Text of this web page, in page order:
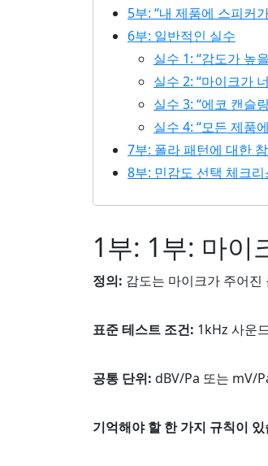
5부: “내 제품에 스피커
6부: 일반적인 실수
실수 1: “감도가 높
실수 2: “마이크가
실수 3: “에코 캔슬
실수 4: “모든 제품
7부: 폴라 패턴에 대한
8부: 민감도 선택 체크리
1부: 1부: 마이
정의: 감도는 마이크가 주어
표준 테스트 조건: 1kHz 사운
공통 단위: dBV/Pa 또는 mV/
기억해야 할 한 가지 규칙이